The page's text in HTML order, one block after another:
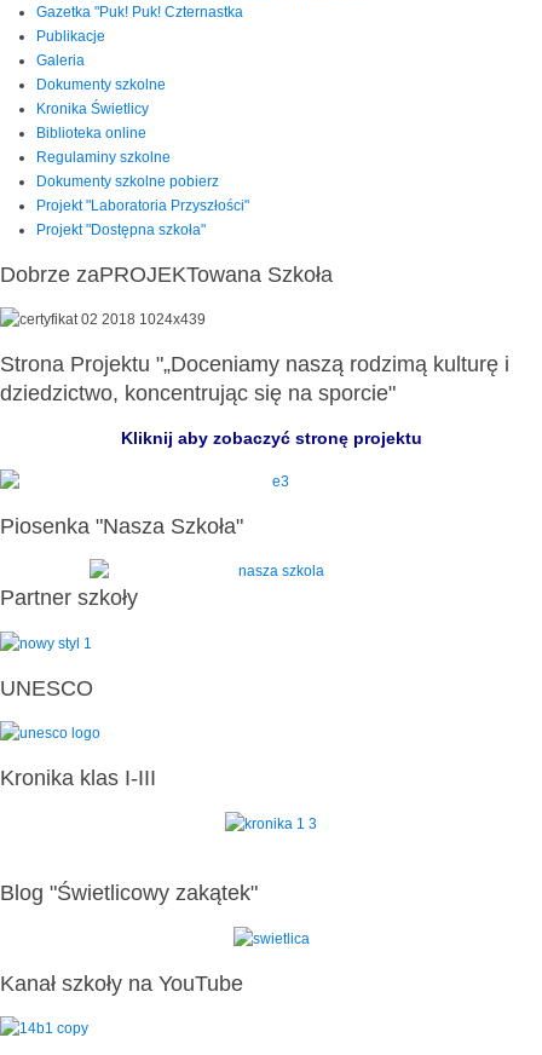
Gazetka "Puk! Puk! Czternastka
Publikacje
Galeria
Dokumenty szkolne
Kronika Świetlicy
Biblioteka online
Regulaminy szkolne
Dokumenty szkolne pobierz
Projekt "Laboratoria Przyszłości"
Projekt "Dostępna szkoła"
Dobrze zaPROJEKTowana Szkoła
Strona Projektu "„Doceniamy naszą rodzimą kulturę i
dziedzictwo, koncentrując się na sporcie"
Kliknij aby zobaczyć stronę projektu
Piosenka "Nasza Szkoła"
Partner szkoły
UNESCO
Kronika klas I-III
Blog "Świetlicowy zakątek"
Kanał szkoły na YouTube